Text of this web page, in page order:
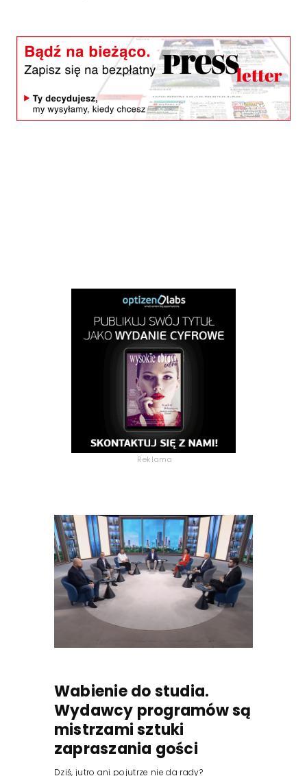
Reklama
Wabienie do studia.
Wydawcy programów są
mistrzami sztuki
zapraszania gości
Dziś, jutro ani pojutrze nie da rady?